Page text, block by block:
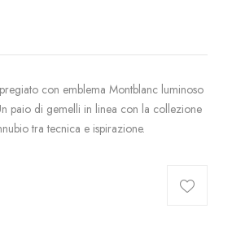
con emblema Montblanc luminoso
paio di gemelli in linea con la collezione
tra tecnica e ispirazione.